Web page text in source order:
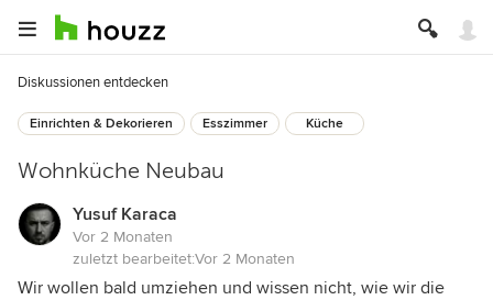
Diskussionen entdecken
Einrichten & Dekorieren Esszimmer Küche
Wohnküche Neubau
Yusuf Karaca
Vor 2 Monaten
zuletzt bearbeitet:Vor 2 Monaten
Wir wollen bald umziehen und wissen nicht, wie wir die